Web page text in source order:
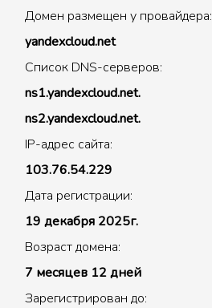
Домен размещен у провайдера:
yandexcloud.net
Список DNS-серверов:
ns1.yandexcloud.net.
ns2.yandexcloud.net.
IP-адрес сайта:
103.76.54.229
Дата регистрации:
19 декабря 2025г.
Возраст домена:
7 месяцев 12 дней
Зарегистрирован до: